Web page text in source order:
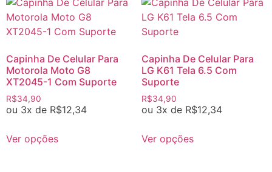
Capinha De Celular Para
Motorola Moto G8
XT2045-1 Com Suporte
R$34,90
ou 3x de R$12,34
Ver opções
Capinha De Celular Para
LG K61 Tela 6.5 Com
Suporte
R$34,90
ou 3x de R$12,34
Ver opções